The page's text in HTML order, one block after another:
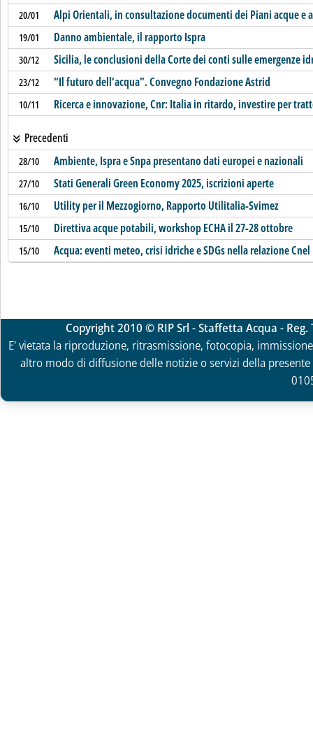
20/01 Alpi Orientali, in consultazione documenti dei Piani acque e
19/01 Danno ambientale, il rapporto Ispra
30/12 Sicilia, le conclusioni della Corte dei conti sulle emergenze
23/12 “Il futuro dell’acqua”. Convegno Fondazione Astrid
10/11 Ricerca e innovazione, Cnr: Italia in ritardo, investire per
Precedenti
28/10 Ambiente, Ispra e Snpa presentano dati europei e nazionali
27/10 Stati Generali Green Economy 2025, iscrizioni aperte
16/10 Utility per il Mezzogiorno, Rapporto Utilitalia-Svimez
15/10 Direttiva acque potabili, workshop ECHA il 27-28 ottobre
15/10 Acqua: eventi meteo, crisi idriche e SDGs nella relazione Cnel
Copyright 2010 © RIP Srl - Staffetta Acqua -
E' vietata la riproduzione, ritrasmissione, fotocopia,
altro modo di diffusione delle notizie o servizi della